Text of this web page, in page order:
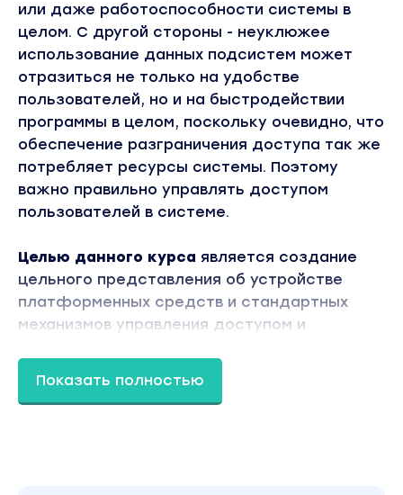
или даже работоспособности системы в
целом. С другой стороны - неуклюжее
использование данных подсистем может
отразиться не только на удобстве
пользователей, но и на быстродействии
программы в целом, поскольку очевидно, что
обеспечение разграничения доступа так же
потребляет ресурсы системы. Поэтому
важно правильно управлять доступом
пользователей в системе.
Целью данного курса является создание
цельного представления об устройстве
платформенных средств и стандартных
механизмов управления доступом и
Показать полностью